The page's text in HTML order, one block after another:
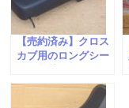
【売約済み】クロス
カブ用のロングシー